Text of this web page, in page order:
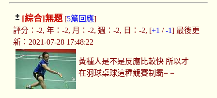
[綜合]無題[5篇回應]
評分：-2, 年：-2, 月：-2, 週：-2, 日：-2, [+1 /-1] 最後更
新：2021-07-28 17:48:22
黃種人是不是反應比較快 所以才
在羽球桌球這種競賽制霸= =